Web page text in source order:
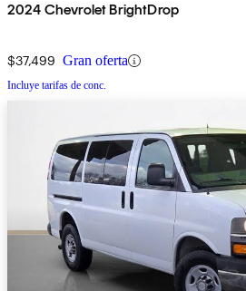
2024 Chevrolet BrightDrop
$37,499 Gran oferta
Incluye tarifas de conc.